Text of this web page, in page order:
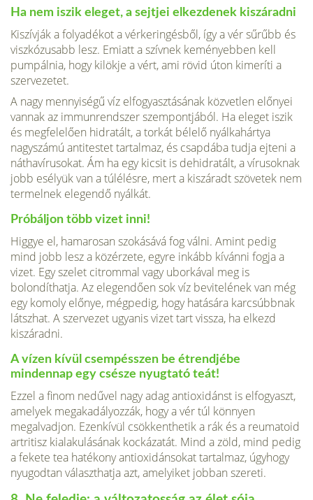
Ha nem iszik eleget, a sejtjei elkezdenek kiszáradni
Kiszívják a folyadékot a vérkeringésből, így a vér sűrűbb és
viszkózusabb lesz. Emiatt a szívnek keményeb­ben kell
pumpálnia, hogy kilökje a vért, ami rövid úton kimeríti a
szervezetet.
A nagy mennyiségű víz elfogyasztásának közvetlen előnyei
vannak az immun­rendszer szempontjából. Ha eleget iszik
és megfelelően hidratált, a torkát bélelő nyálkahártya
nagyszámú antitestet tartalmaz, és csapdába tudja ejteni a
náthavíru­sokat. Ám ha egy kicsit is dehidratált, a vírusoknak
jobb esélyük van a túlélésre, mert a kiszáradt szövetek nem
termelnek elegendő nyálkát.
Próbáljon több vizet inni!
Higgye el, hamarosan szokásává fog válni. Amint pedig
mind jobb lesz a közérzete, egyre inkább kívánni fogja a
vizet. Egy szelet cit­rommal vagy uborkával meg is
bolondíthatja. Az elegendően sok víz bevite­lének van még
egy komoly előnye, mégpedig, hogy hatására karcsúbbnak
látszhat. A szervezet ugyanis vizet tart vissza, ha elkezd
kiszáradni.
A vízen kívül csempésszen be étrendjébe
mindennap egy csésze nyugtató teát!
Ezzel a finom nedűvel nagy adag antioxidánst is elfogyaszt,
amelyek megakadá­lyozzák, hogy a vér túl könnyen
megalvadjon. Ezenkívül csökkenthetik a rák és a reumatoid
artritisz kialakulásának kockázatát. Mind a zöld, mind pedig
a fekete tea hatékony antioxidánsokat tartalmaz, úgyhogy
nyugodtan választhatja azt, amelyiket jobban szereti.